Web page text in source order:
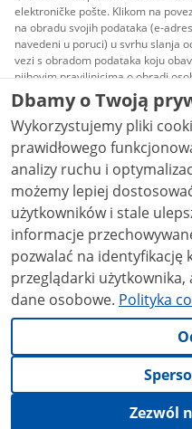
elektroničke pošte. Klikom na
na obradu svojih podataka (e-
navedeni u poruci) u svrhu slanja
vezi s obradom podataka koju
njihovim pravilinicima o obradi
Sav sadržaj
Creative
licenca, osim
Dbamy o Twoją
Wykorzystujemy pliki
prawidłowego
analizy ruchu i optymalizacji
możemy lepiej
użytkowników i stale ulepszać
informacje
pozwalać na identyfikację
przeglądarki
dane osobowe. Polityka
Zezwól